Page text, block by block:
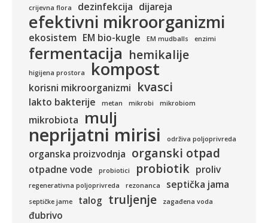
crijevna flora
dezinfekcija dijareja
efektivni mikroorganizmi
ekosistem EM bio-kugle EM mudballs enzimi
fermentacija hemikalije
higijena prostora kompost
korisni mikroorganizmi kvasci
lakto bakterije metan mikrobi mikrobiom
mikrobiota mulj
neprijatni mirisi održiva poljoprivreda
organska proizvodnja organski otpad
otpadne vode probiotici probiotik proliv
regenerativna poljoprivreda rezonanca septička jama
septičke jame talog truljenje zagađena voda
đubrivo